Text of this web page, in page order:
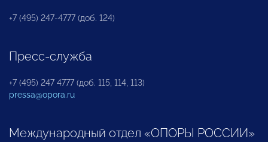
+7 (495) 247-4777 (доб. 124)
Пресс-служба
+7 (495) 247 4777 (доб. 115, 114, 113)
pressa@opora.ru
Международный отдел «ОПОРЫ РОССИИ»